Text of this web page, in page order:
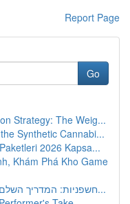
Report Page
Go
Strategy: The Weig...
Synthetic Cannabi...
2026 Kapsa...
Khám Phá Kho Game
חשפניות: המדריך השלם לחגיגת מסיבת רווקים בלתי נ...